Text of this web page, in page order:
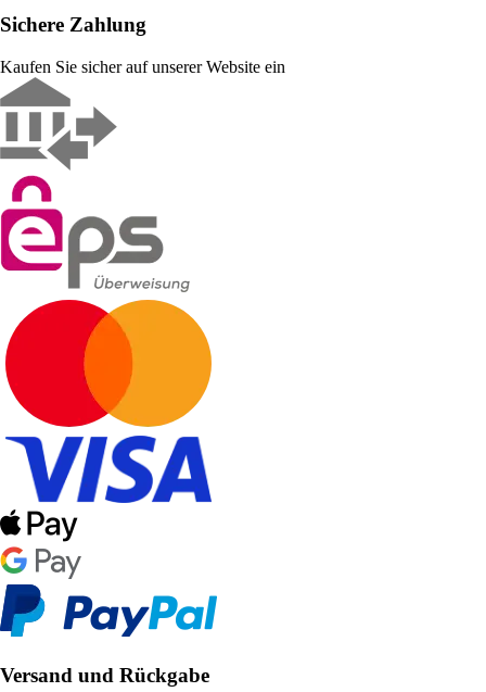
Sichere Zahlung
Kaufen Sie sicher auf unserer Website ein
Versand und Rückgabe